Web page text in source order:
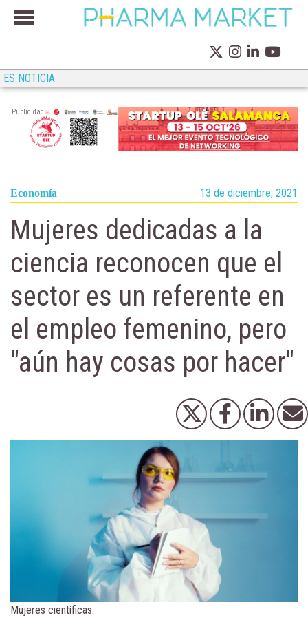
ES NOTICIA
Publicidad
Economía 13 de diciembre, 2021
Mujeres dedicadas a la
ciencia reconocen que el
sector es un referente en
el empleo femenino, pero
"aún hay cosas por hacer"
Mujeres científicas.